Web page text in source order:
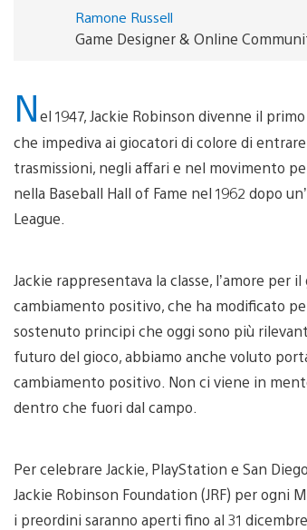
Ramone Russell
Game Designer & Online
Nel 1947, Jackie Robinson divenne il
che impediva ai giocatori di colore di
trasmissioni, negli affari e nel movimento
nella Baseball Hall of Fame nel 1962 dopo
League.
Jackie rappresentava la classe, l’amore per
cambiamento positivo, che ha modificato
sostenuto principi che oggi sono più
futuro del gioco, abbiamo anche voluto
cambiamento positivo. Non ci viene in
dentro che fuori dal campo.
Per celebrare Jackie, PlayStation e San
Jackie Robinson Foundation (JRF) per ogni
i preordini saranno aperti fino al 31 dicembre.